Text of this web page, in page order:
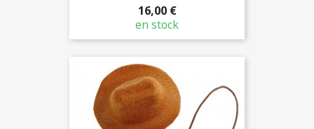
16,00 €
en stock